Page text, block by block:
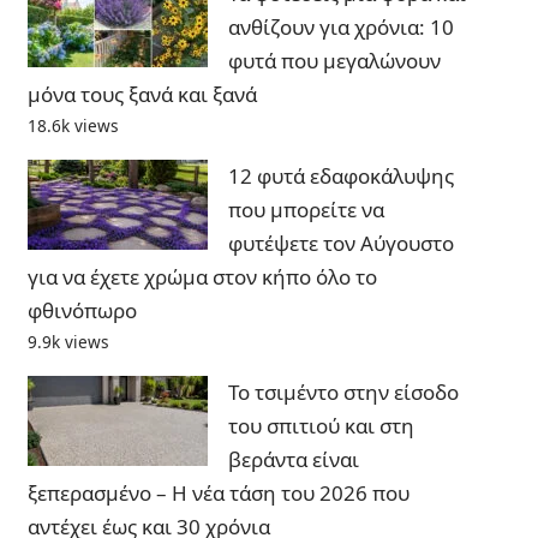
ανθίζουν για χρόνια: 10
φυτά που μεγαλώνουν
μόνα τους ξανά και ξανά
18.6k views
12 φυτά εδαφοκάλυψης
που μπορείτε να
φυτέψετε τον Αύγουστο
για να έχετε χρώμα στον κήπο όλο το
φθινόπωρο
9.9k views
Το τσιμέντο στην είσοδο
του σπιτιού και στη
βεράντα είναι
ξεπερασμένο – Η νέα τάση του 2026 που
αντέχει έως και 30 χρόνια